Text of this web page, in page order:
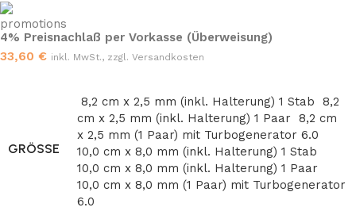
4% Preisnachlaß per Vorkasse (Überweisung)
33,60 € inkl. MwSt., zzgl. Versandkosten
GRÖSSE
8,2 cm x 2,5 mm (inkl. Halterung) 1 Stab
8,2
cm x 2,5 mm (inkl. Halterung) 1 Paar
8,2 cm
x 2,5 mm (1 Paar) mit Turbogenerator 6.0
10,0 cm x 8,0 mm (inkl. Halterung) 1 Stab
10,0 cm x 8,0 mm (inkl. Halterung) 1 Paar
10,0 cm x 8,0 mm (1 Paar) mit Turbogenerator
6.0